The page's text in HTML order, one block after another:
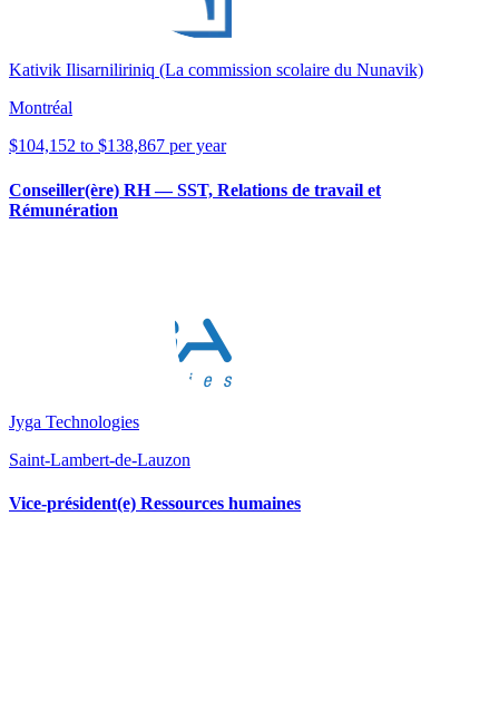
Kativik Ilisarniliriniq (La commission scolaire du Nunavik)
Montréal
$104,152 to $138,867 per year
Conseiller(ère) RH — SST, Relations de travail et
Rémunération
Jyga Technologies
Saint-Lambert-de-Lauzon
Vice-président(e) Ressources humaines